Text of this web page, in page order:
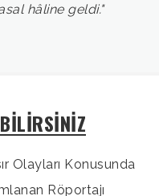
hâline geldi."